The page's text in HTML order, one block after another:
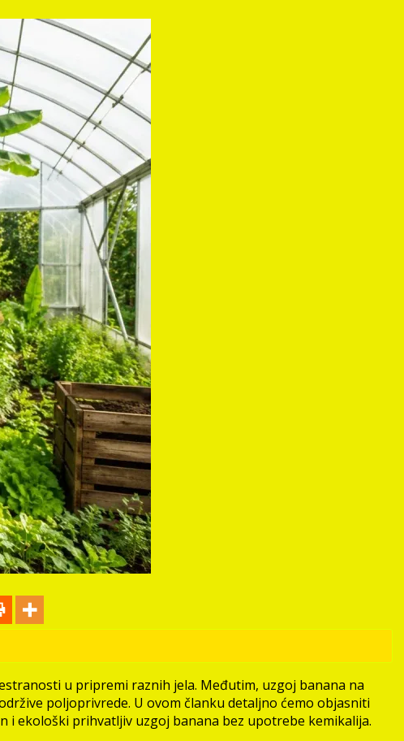
u pripremi raznih jela. Međutim, uzgoj banana na
poljoprivrede. U ovom članku detaljno ćemo objasniti
i ekološki prihvatljiv uzgoj banana bez upotrebe kemikalija.